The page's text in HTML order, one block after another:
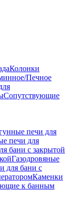
Колонки
Печное
Сопутствующие
печи для
печи для
бани с закрытой
Газодровяные
для бани с
Каменки
к банным